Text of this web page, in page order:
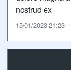
nostrud ex
15/01/2023 21:23